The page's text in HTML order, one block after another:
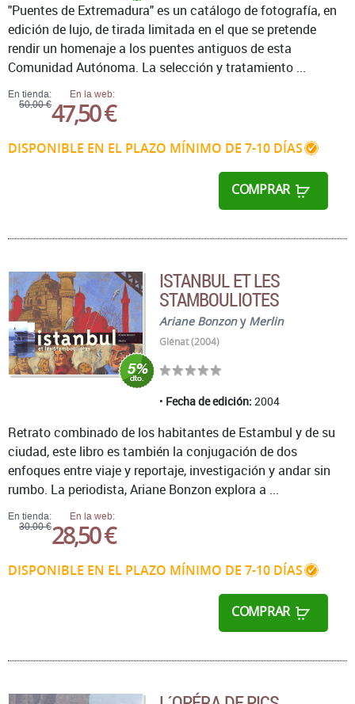
En tienda:
50,00 €
En la web:
47,50 €
DISPONIBLE EN EL PLAZO MÍNIMO DE 7-10 DÍAS
COMPRAR
"Puentes de Extremadura" es un catálogo de fotografía, en
edición de lujo, de tirada limitada en el que se pretende
rendir un homenaje a los puentes antiguos de esta
Comunidad Autónoma. La selección y tratamiento ...
ISTANBUL ET LES
STAMBOULIOTES
Ariane Bonzony Merlin
Glénat (2004)
Fecha de edición: 2004
En tienda:
30,00 €
En la web:
28,50 €
DISPONIBLE EN EL PLAZO MÍNIMO DE 7-10 DÍAS
COMPRAR
Retrato combinado de los habitantes de Estambul y de su
ciudad, este libro es también la conjugación de dos
enfoques entre viaje y reportaje, investigación y andar sin
rumbo. La periodista, Ariane Bonzon explora a ...